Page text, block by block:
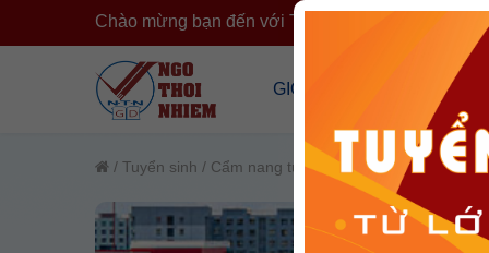
Chào mừng bạn đến với Trường Ngô Thời Nhiệm
GIỚI THIỆU
Tổng Quan Về Trường
Cơ Sở Vật Chất
CÔNG KHAI
Công Khai
Công Khai
/ Tuyển sinh / Cẩm nang tuyển sinh